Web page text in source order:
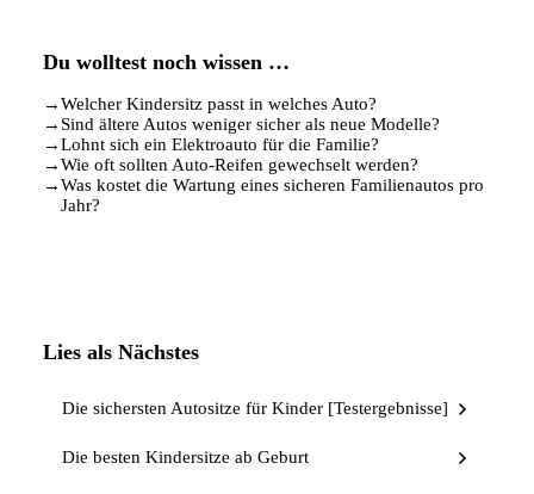
Du wolltest noch wissen …
→Welcher Kindersitz passt in welches Auto?
→ Sind ältere Autos weniger sicher als neue Modelle?
→Lohnt sich ein Elektroauto für die Familie?
→Wie oft sollten Auto-Reifen gewechselt werden?
→Was kostet die Wartung eines sicheren Familienautos pro
Jahr?
Lies als Nächstes
Die sichersten Autositze für Kinder [Testergebnisse]
Die besten Kindersitze ab Geburt